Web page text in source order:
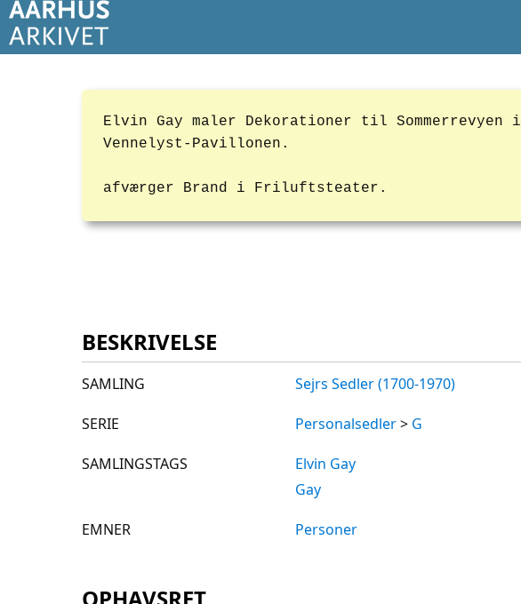
Elvin Gay maler Dekorationer til Sommerrevyen i
Vennelyst-Pavillonen.
afværger Brand i Friluftsteater.
BESKRIVELSE
SAMLING Sejrs Sedler (1700-1970)
SERIE Personalsedler> G
SAMLINGSTAGS
Elvin Gay
Gay
EMNER Personer